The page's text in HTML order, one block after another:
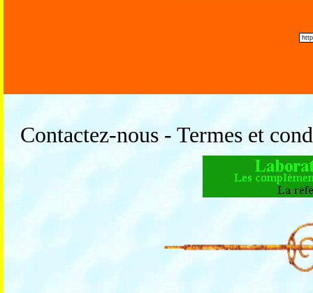
Contactez-nous - Termes et